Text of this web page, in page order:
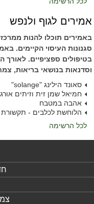
אמירים לגוף ולנפש
באמירים תוכלו להנות
סגנונות העיסוי הקיימים.
בטיפולים ספציפיים.
וסדנאות בנושאי בריאות,
סאונד הילינג "solange"
חמיאל שמן זית וזיתים
אהבה במטבח
הלוחשת לכלבים -
לכל הרשימה